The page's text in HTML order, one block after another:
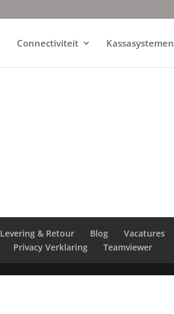
Connectiviteit Kassasystemen
Levering & Retour Blog Vacatures
Privacy Verklaring Teamviewer